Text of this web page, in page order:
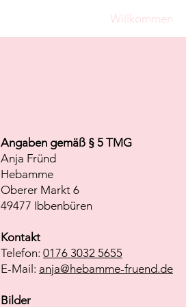
Willkommen
Angaben gemäß § 5 TMG
Anja Fründ
Hebamme
Oberer Markt 6
49477 Ibbenbüren
Kontakt
Telefon: 0176 3032 5655
E-Mail: anja@hebamme-fruend.de
Bilder